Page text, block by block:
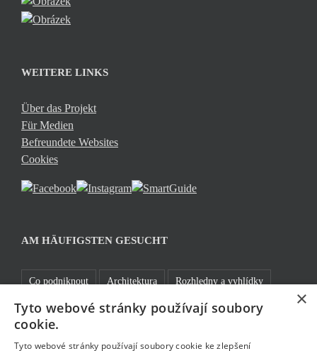
WEITERE LINKS
Über das Projekt
Für Medien
Befreundete Websites
Cookies
AM HÄUFIGSTEN GESUCHT
Co podniknout Architektura Rozhledny a vyhlídky
Kam za sportem Jablonecké moře Praktické informace
Cyklistika
×
Tyto webové stránky používají soubory
cookie.
Tyto webové stránky používají soubory cookie ke zlepšení